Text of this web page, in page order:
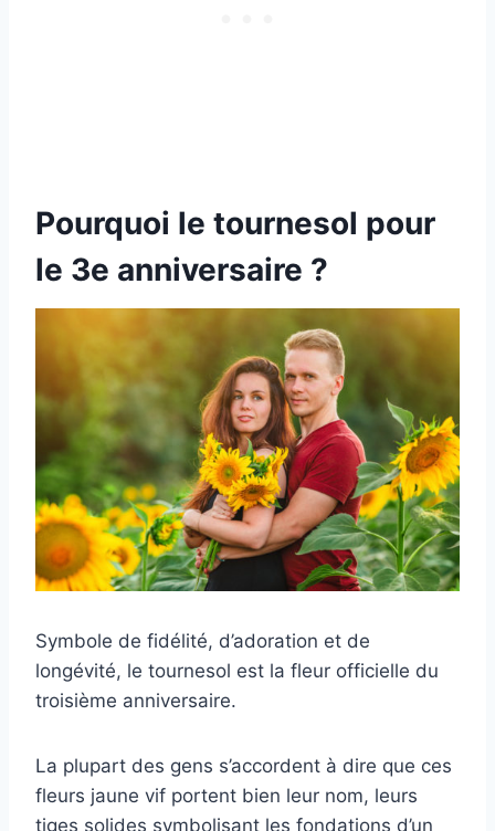
Pourquoi le tournesol pour
le 3e anniversaire ?
Symbole de fidélité, d’adoration et de
longévité, le tournesol est la fleur officielle du
troisième anniversaire.
La plupart des gens s’accordent à dire que ces
fleurs jaune vif portent bien leur nom, leurs
tiges solides symbolisant les fondations d’un